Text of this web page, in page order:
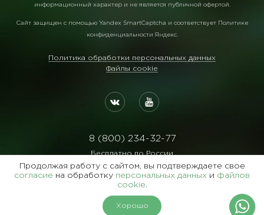
информационный характер и не является публичной офертой.
Сайт защищен с помощью Yandex SmartCaptcha и соответствует Политике
конфиденциальности Яндекс.
Политика обработки персональных данных
Файлы cookie
8 (800) 234-32-77
Бесплатно по России
Реквизиты:
ООО Агентство "Славянский Двор"
Продолжая работу с сайтом, вы подтверждаете свое
согласие на обработку персональных данных и файлов
cookie.
Хорошо